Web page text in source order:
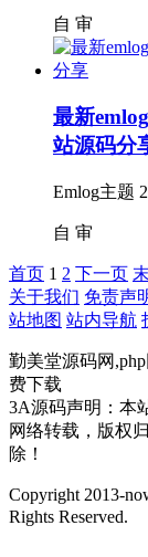
自 审
最新
站源码分
Emlog主题
自 审
首页 1 2 下一页
关于我们 免责声
站地图 站内导航
勤美堂源码网
费下载
3A源码声明：本
网络转载，版权
除！
Copyright 2013-
Rights Reserved.